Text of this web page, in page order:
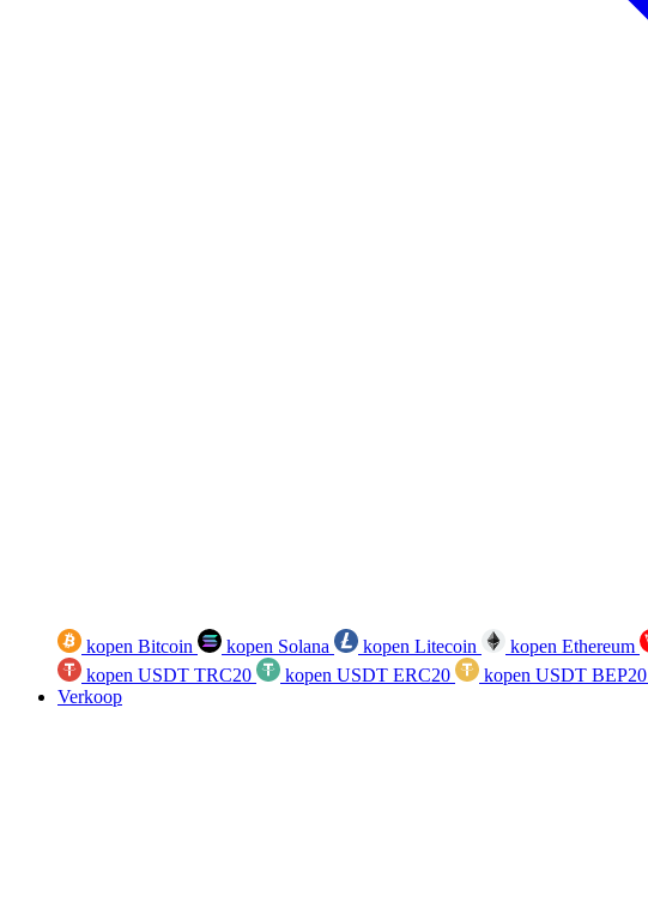
kopen Bitcoin kopen Solana kopen Litecoin kopen Ethereum
kopen USDT TRC20
kopen USDT ERC20 kopen USDT BEP20
Verkoop